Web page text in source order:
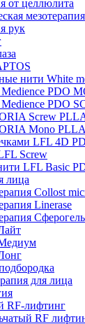
от целлюлита
мезотерапия
рук
нити White
PDO
PDO
Screw
Mono PLLA
LFL 4D
Screw
LFL Basic
лица
Collost
Linerase
Сферогель
для лица
RF-лифтинг
RF